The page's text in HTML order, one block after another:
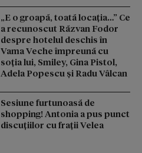
„E o groapă, toată locația…” Ce
a recunoscut Răzvan Fodor
despre hotelul deschis în
Vama Veche împreună cu
soția lui, Smiley, Gina Pistol,
Adela Popescu și Radu Vâlcan
Sesiune furtunoasă de
shopping! Antonia a pus punct
discuțiilor cu frații Velea